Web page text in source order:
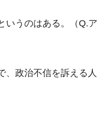
いうのはある。（Q.
、政治不信を訴える人